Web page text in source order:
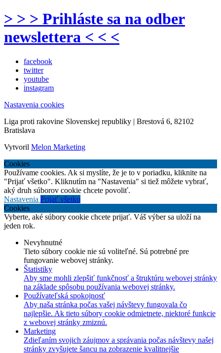
> > > Prihláste sa na odber
newslettera < < <
facebook
twitter
youtube
instagram
Nastavenia cookies
Liga proti rakovine Slovenskej republiky | Brestová 6, 82102
Bratislava
Vytvoril Melon Marketing
Cookies
Používame cookies. Ak si myslíte, že je to v poriadku, kliknite na
"Prijať všetko". Kliknutím na "Nastavenia" si tiež môžete vybrať,
aký druh súborov cookie chcete povoliť.
Nastavenia Prijať všetko
Cookies
Vyberte, aké súbory cookie chcete prijať. Váš výber sa uloží na
jeden rok.
Nevyhnutné
Tieto súbory cookie nie sú voliteľné. Sú potrebné pre
fungovanie webovej stránky.
Štatistiky
Aby sme mohli zlepšiť funkčnosť a štruktúru webovej stránky
na základe spôsobu používania webovej stránky.
Používateľská spokojnosť
Aby naša stránka počas vašej návštevy fungovala čo
najlepšie. Ak tieto súbory cookie odmietnete, niektoré funkcie
z webovej stránky zmiznú.
Marketing
Zdieľaním svojich záujmov a správania počas návštevy našej
stránky zvyšujete šancu na zobrazenie kvalitnejšie